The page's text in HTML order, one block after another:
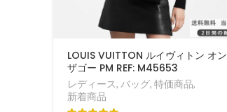
LOUIS VUITTON ルイヴィトン オン
ザゴー PM REF: M45653
レディース, バッグ, 特価商品,
新着商品